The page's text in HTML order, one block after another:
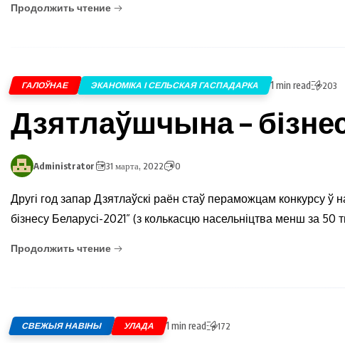
Продолжить чтение
ГАЛОЎНАЕ ЭКАНОМІКА І СЕЛЬСКАЯ ГАСПАДАРКА 1 min read 203
Дзятлаўшчына –
Administrator 31 марта, 2022 0
Другі год запар Дзятлаўскі раён стаў пераможцам конкурсу
бізнесу Беларусі-2021” (з колькасцю насельніцтва менш за 50
Продолжить чтение
СВЕЖЫЯ НАВІНЫ УЛАДА 1 min read 172